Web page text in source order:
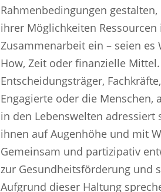
Rahmenbedingungen
ihrer Möglichkeiten Ressourcen
Zusammenarbeit ein – seien es
How, Zeit oder finanzielle
Entscheidungsträger,
Engagierte oder die Menschen,
in den Lebenswelten adressiert
ihnen auf Augenhöhe und mit
Gemeinsam und partizipativ
zur Gesundheitsförderung und
Aufgrund dieser Haltung